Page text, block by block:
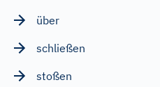
über
schließen
stoßen